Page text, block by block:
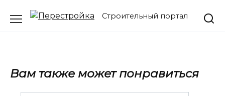
Строительный портал
Вам также может понравиться